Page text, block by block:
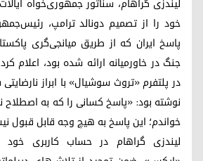
خود را از تصمیم دونالد ترامپ،
پاسخ ایران که از طریق میانجی‌گری
جنگ در خاورمیانه ارائه شده بود، اعلام
در پلتفرم «تروث سوشیال» با ابراز
نوشته بود: «پاسخ کسانی را که به اصطلاح
خواندم؛ این پاسخ به هیچ وجه قابل قبول
لیندزی گراهام در حساب کاربری